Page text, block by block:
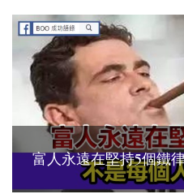
富人永遠在堅持5個鐵